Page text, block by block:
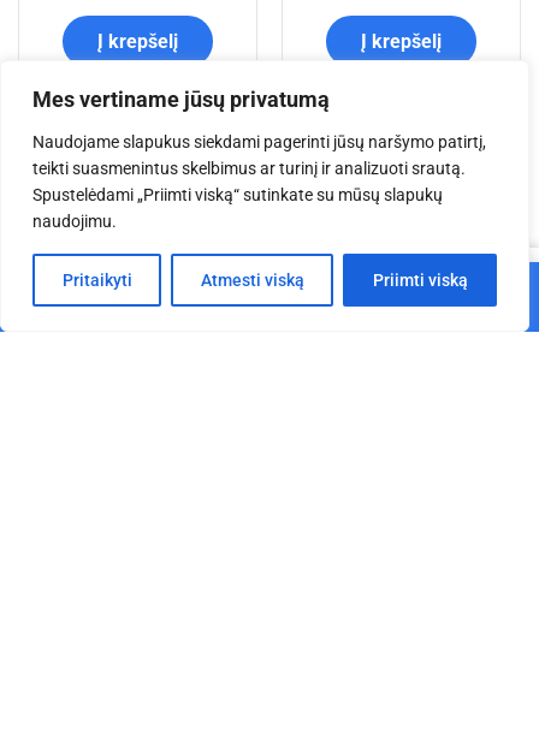
Mes vertiname jūsų privatumą
Naudojame slapukus siekdami pagerinti jūsų naršymo patirtį,
teikti suasmenintus skelbimus ar turinį ir analizuoti srautą.
Spustelėdami „Priimti viską“ sutinkate su mūsų slapukų
naudojimu.
Pritaikyti Atmesti viską Priimti viską
Į krepšelį Į krepšelį
Jums taip pat gali
patikti
Į krepšelį
Pagrindinis Parduotuvė Krepšelis Paskyra